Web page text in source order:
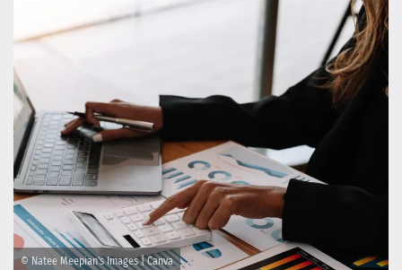
© Natee Meepian's Images | Canva